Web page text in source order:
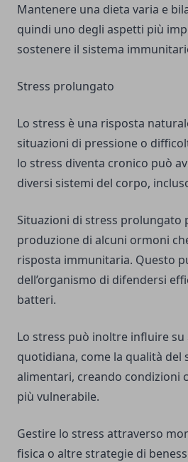
Mantenere una dieta varia e
quindi uno degli aspetti più
sostenere il sistema
Stress prolungato
Lo stress è una risposta
situazioni di pressione o
lo stress diventa cronico può
diversi sistemi del corpo,
Situazioni di stress prolungato
produzione di alcuni ormoni
risposta immunitaria. Questo
dell’organismo di difendersi
batteri.
Lo stress può inoltre influire
quotidiana, come la qualità del
alimentari, creando condizioni
più vulnerabile.
Gestire lo stress attraverso
fisica o altre strategie di